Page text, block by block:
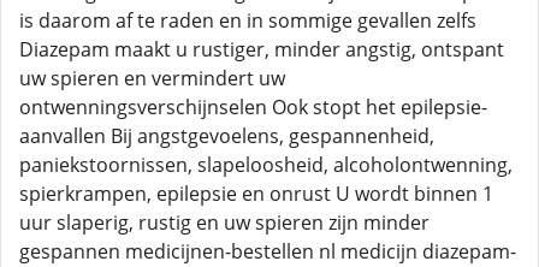
is daarom af te raden en in sommige gevallen zelfs
Diazepam maakt u rustiger, minder angstig, ontspant
uw spieren en vermindert uw
ontwenningsverschijnselen Ook stopt het epilepsie-
aanvallen Bij angstgevoelens, gespannenheid,
paniekstoornissen, slapeloosheid, alcoholontwenning,
spierkrampen, epilepsie en onrust U wordt binnen 1
uur slaperig, rustig en uw spieren zijn minder
gespannen medicijnen-bestellen nl medicijn diazepam-